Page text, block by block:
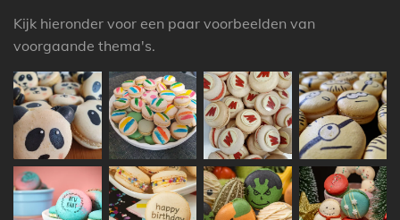
Kijk hieronder voor een paar voorbeelden van
voorgaande thema's.